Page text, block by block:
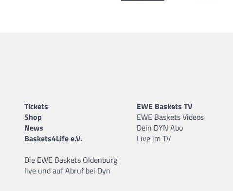
Tickets
Shop
News
Baskets4Life e.V.
Die EWE Baskets Oldenburg
live und auf Abruf bei Dyn
EWE Baskets TV
EWE Baskets Videos
Dein DYN Abo
Live im TV